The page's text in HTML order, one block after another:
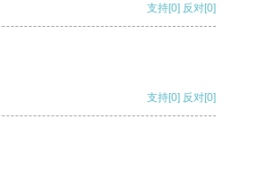
支持[0] 反对[0]
支持[0] 反对[0]